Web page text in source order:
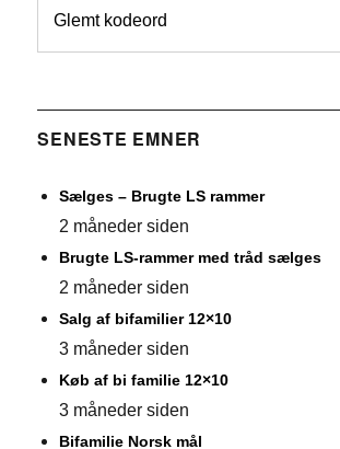
Glemt kodeord
SENESTE EMNER
Sælges – Brugte LS rammer
2 måneder siden
Brugte LS-rammer med tråd sælges
2 måneder siden
Salg af bifamilier 12×10
3 måneder siden
Køb af bi familie 12×10
3 måneder siden
Bifamilie Norsk mål